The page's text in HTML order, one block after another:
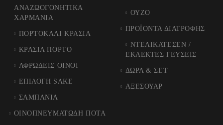
ΑΝΑΖΩΟΓΟΝΗΤΙΚΑ
ΧΑΡΜΑΝΙΑ
ΠΟΡΤΟΚΑΛΙ ΚΡΑΣΙΑ
ΚΡΑΣΙΑ ΠΟΡΤΟ
ΑΦΡΩΔΕΙΣ ΟΙΝΟΙ
ΕΠΙΛΟΓΗ SAKE
ΣΑΜΠΑΝΙΑ
ΟΙΝΟΠΝΕΥΜΑΤΩΔΗ ΠΟΤΑ
ΟΥΖΟ
ΠΡΟΪΟΝΤΑ ΔΙΑΤΡΟΦΗΣ
ΝΤΕΛΙΚΑΤΕΣΕΝ /
ΕΚΛΕΚΤΕΣ ΓΕΥΣΕΙΣ
ΔΩΡΑ & ΣΕΤ
ΑΞΕΣΟΥΑΡ